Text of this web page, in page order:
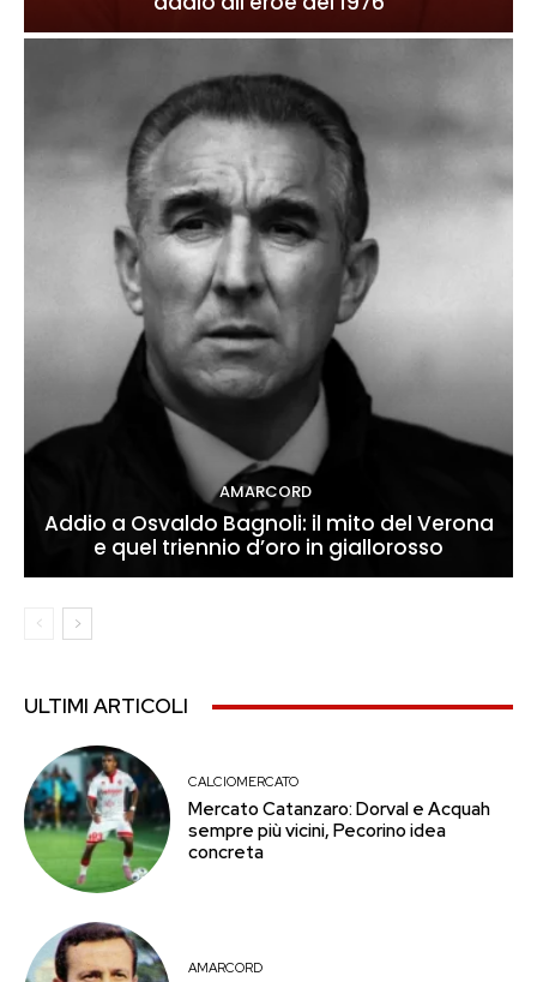
AMARCORD
Addio a Osvaldo Bagnoli: il mito del Verona
e quel triennio d’oro in giallorosso
ULTIMI ARTICOLI
CALCIOMERCATO
Mercato Catanzaro: Dorval e Acquah
sempre più vicini, Pecorino idea
concreta
AMARCORD